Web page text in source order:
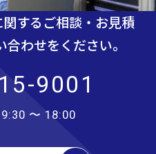
するご相談・お見積
わせをください。
9001
9:30 〜 18:00